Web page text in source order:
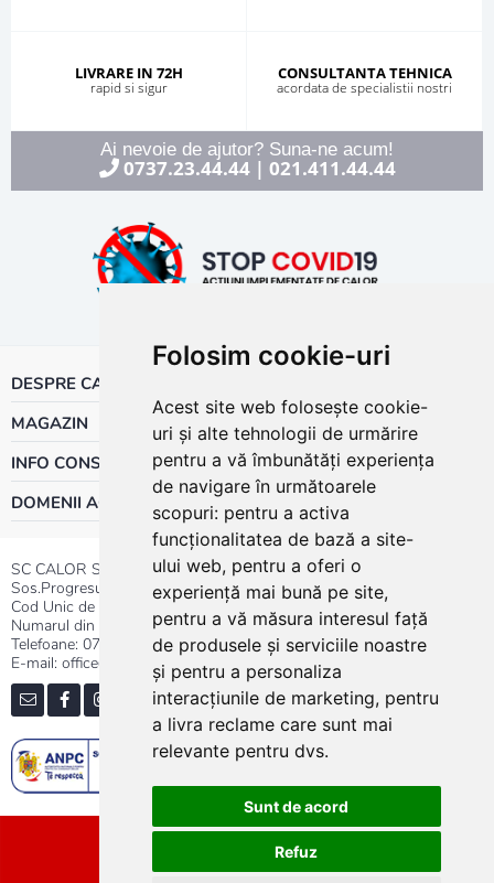
Folosim cookie-uri
Acest site web folosește cookie-
uri și alte tehnologii de urmărire
pentru a vă îmbunătăți experiența
de navigare în următoarele
scopuri: pentru a activa
funcționalitatea de bază a site-
ului web, pentru a oferi o
experiență mai bună pe site,
pentru a vă măsura interesul față
de produsele și serviciile noastre
și pentru a personaliza
interacțiunile de marketing, pentru
a livra reclame care sunt mai
relevante pentru dvs.
Sunt de acord
Refuz
LIVRARE IN 72H
rapid si sigur
CONSULTANTA TEHNICA
acordata de specialistii nostri
Ai nevoie de ajutor? Suna-ne acum!
0737.23.44.44| 021.411.44.44
DESPRE CALOR
MAGAZIN
INFO CONSUMATOR
DOMENII ACTIVITATE
SC CALOR SRL
Sos.Progresului nr.30-40, Sector 5, Bucuresti
Cod Unic de Inregistrare: RO 3004724
Numarul din Registrul Comertului:J40/13176/1991
Telefoane: 0737.23.44.44|021.411.44.44
E-mail: office@calor.ro